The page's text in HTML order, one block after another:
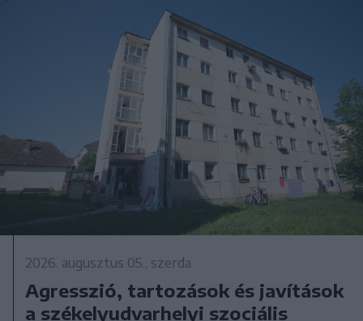
2026. augusztus 05., szerda
Agresszió, tartozások és javítások
a székelyudvarhelyi szociális